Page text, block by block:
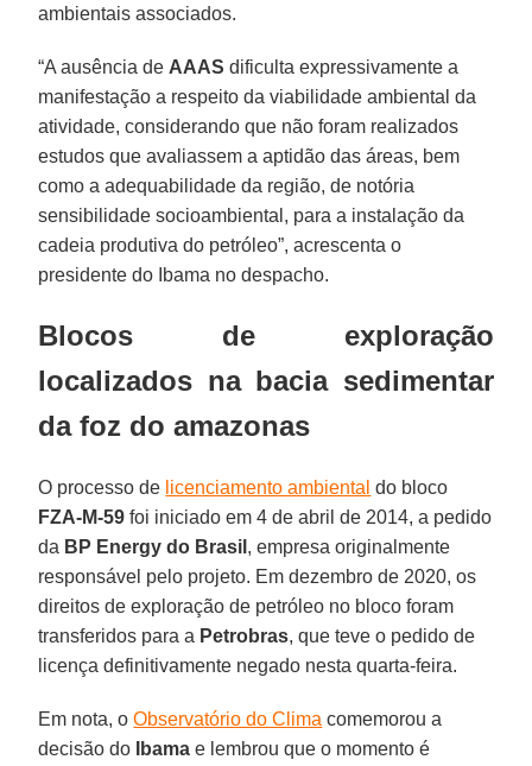
ambientais associados.
“A ausência de AAAS dificulta expressivamente a
manifestação a respeito da viabilidade ambiental da
atividade, considerando que não foram realizados
estudos que avaliassem a aptidão das áreas, bem
como a adequabilidade da região, de notória
sensibilidade socioambiental, para a instalação da
cadeia produtiva do petróleo”, acrescenta o
presidente do Ibama no despacho.
Blocos de exploração
localizados na bacia sedimentar
da foz do amazonas
O processo de licenciamento ambiental do bloco
FZA-M-59 foi iniciado em 4 de abril de 2014, a pedido
da BP Energy do Brasil , empresa originalmente
responsável pelo projeto. Em dezembro de 2020, os
direitos de exploração de petróleo no bloco foram
transferidos para a Petrobras, que teve o pedido de
licença definitivamente negado nesta quarta-feira.
Em nota, oObservatório do Clima comemorou a
decisão do
Ibama e lembrou que o momento é